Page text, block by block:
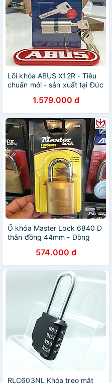
Lõi khóa ABUS X12R - Tiêu
chuẩn mới - sản xuất tại Đức
1.579.000 đ
Ổ khóa Master Lock 6840 D
thân đồng 44mm - Dòng
574.000 đ
RLC603NL Khóa treo mật